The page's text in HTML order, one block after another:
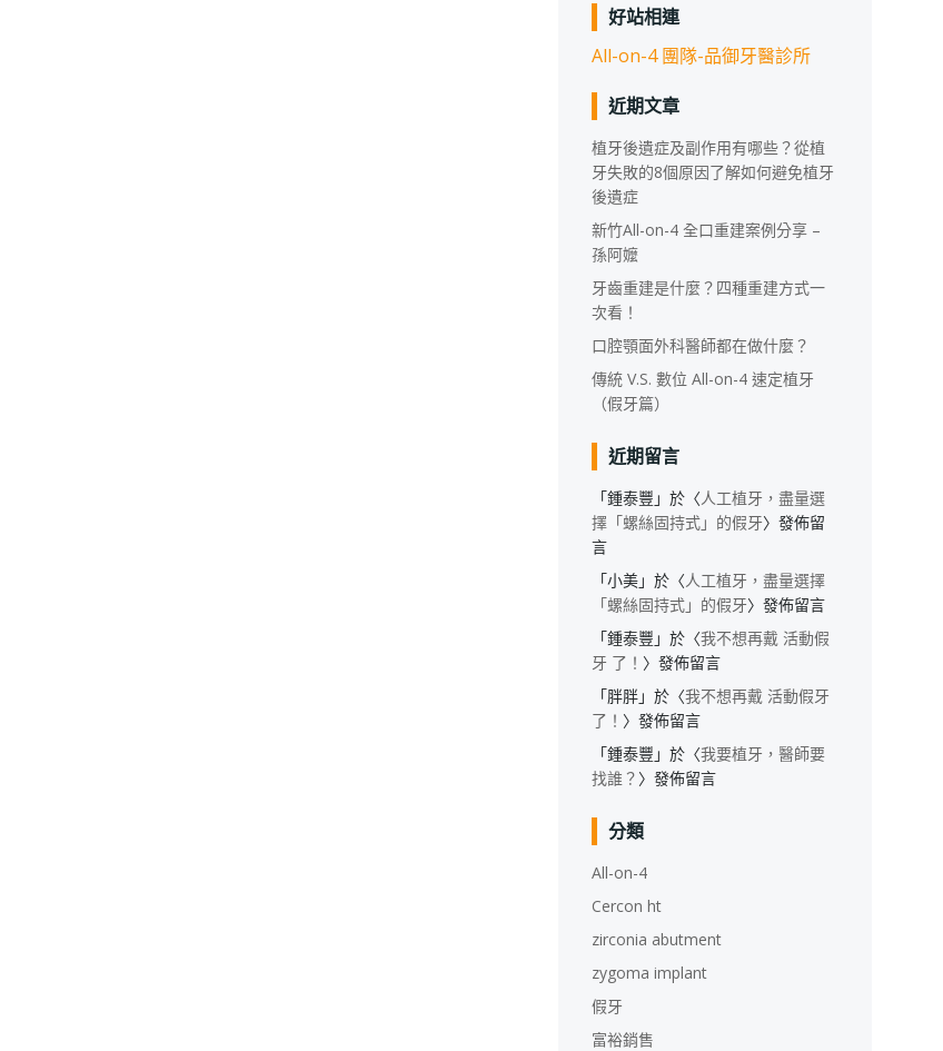
好站相連
All-on-4 團隊-品御牙醫診所
近期文章
植牙後遺症及副作用有哪些？從植
牙失敗的8個原因了解如何避免植牙
後遺症
新竹All-on-4 全口重建案例分享 –
孫阿嬤
牙齒重建是什麼？四種重建方式一
次看！
口腔顎面外科醫師都在做什麼？
傳統 V.S. 數位 All-on-4 速定植牙
（假牙篇）
近期留言
「鍾泰豐 」於〈人工植牙，盡量選
擇「螺絲固持式」的假牙〉發佈留
言
「小美」於〈人工植牙，盡量選擇
「螺絲固持式」的假牙〉發佈留言
「鍾泰豐 」於〈我不想再戴 活動假
牙 了！ 〉發佈留言
「胖胖」於〈我不想再戴 活動假牙
了！ 〉發佈留言
「鍾泰豐 」於〈我要植牙，醫師要
找誰？ 〉發佈留言
分類
All-on-4
Cercon ht
zirconia abutment
zygoma implant
假牙
富裕銷售